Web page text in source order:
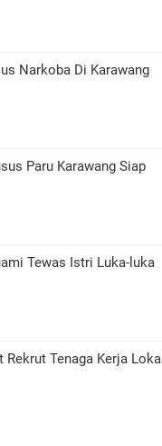
Narkoba Di Karawang
Paru Karawang Siap
Tewas Istri Luka-luka
Rekrut Tenaga Kerja Lokal